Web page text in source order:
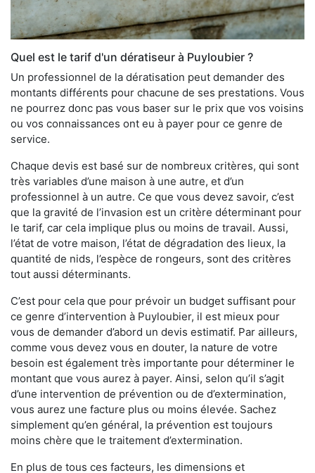
Quel est le tarif d'un dératiseur à Puyloubier ?
Un professionnel de la dératisation peut demander des
montants différents pour chacune de ses prestations. Vous
ne pourrez donc pas vous baser sur le prix que vos voisins
ou vos connaissances ont eu à payer pour ce genre de
service.
Chaque devis est basé sur de nombreux critères, qui sont
très variables d’une maison à une autre, et d’un
professionnel à un autre. Ce que vous devez savoir, c’est
que la gravité de l’invasion est un critère déterminant pour
le tarif, car cela implique plus ou moins de travail. Aussi,
l’état de votre maison, l’état de dégradation des lieux, la
quantité de nids, l’espèce de rongeurs, sont des critères
tout aussi déterminants.
C’est pour cela que pour prévoir un budget suffisant pour
ce genre d’intervention à Puyloubier, il est mieux pour
vous de demander d’abord un devis estimatif. Par ailleurs,
comme vous devez vous en douter, la nature de votre
besoin est également très importante pour déterminer le
montant que vous aurez à payer. Ainsi, selon qu’il s’agit
d’une intervention de prévention ou de d’extermination,
vous aurez une facture plus ou moins élevée. Sachez
simplement qu’en général, la prévention est toujours
moins chère que le traitement d’extermination.
En plus de tous ces facteurs, les dimensions et